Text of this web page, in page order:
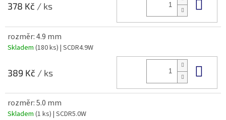
378 Kč / ks
rozměr: 4.9 mm
Skladem (180 ks) | SCDR4.9W
389 Kč / ks
rozměr: 5.0 mm
Skladem (1 ks) | SCDR5.0W